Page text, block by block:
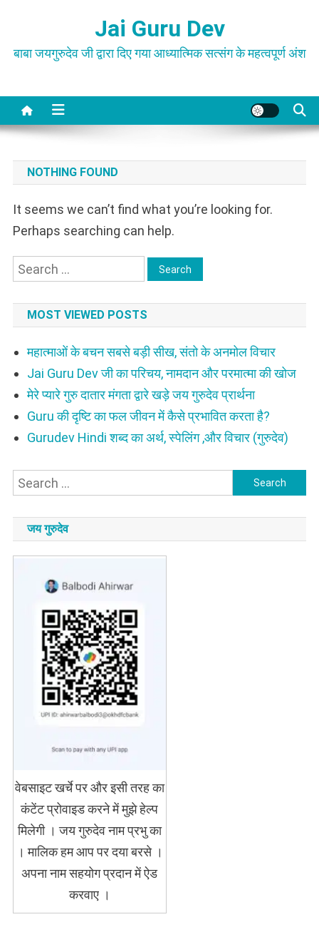
content
Jai Guru Dev
बाबा जयगुरुदेव जी द्वारा दिए गया आध्यात्मिक सत्संग के महत्वपूर्ण अंश
NOTHING FOUND
It seems we can’t find what you’re looking for.
Perhaps searching can help.
Search
MOST VIEWED POSTS
महात्माओं के बचन सबसे बड़ी सीख, संतो के अनमोल विचार
Jai Guru Dev जी का परिचय, नामदान और परमात्मा की खोज
मेरे प्यारे गुरु दातार मंगता द्वारे खड़े जय गुरुदेव प्रार्थना
Guru की दृष्टि का फल जीवन में कैसे प्रभावित करता है?
Gurudev Hindi शब्द का अर्थ, स्पेलिंग ,और विचार (गुरुदेव)
Search
जय गुरुदेव
वेबसाइट खर्चे पर और इसी तरह का
कंटेंट प्रोवाइड करने में मुझे हेल्प
मिलेगी । जय गुरुदेव नाम प्रभु का
। मालिक हम आप पर दया बरसे ।
अपना नाम सहयोग प्रदान में ऐड
करवाए ।